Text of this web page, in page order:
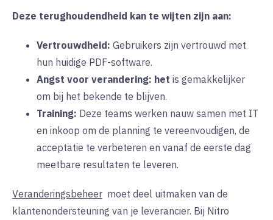
Deze terughoudendheid kan te wijten zijn aan:
Vertrouwdheid: Gebruikers zijn vertrouwd met
hun huidige PDF-software.
Angst voor verandering: het is gemakkelijker
om bij het bekende te blijven.
Training: Deze teams werken nauw samen met IT
en inkoop om de planning te vereenvoudigen, de
acceptatie te verbeteren en vanaf de eerste dag
meetbare resultaten te leveren.
Veranderingsbeheer moet deel uitmaken van de
klantenondersteuning van je leverancier. Bij Nitro